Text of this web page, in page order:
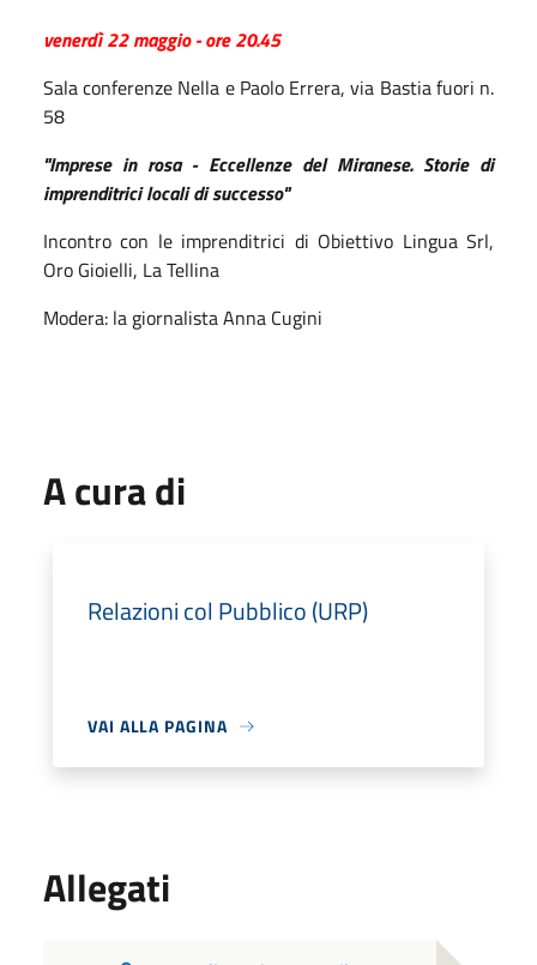
venerdì 22 maggio - ore 20.45
Sala conferenze Nella e Paolo Errera, via Bastia fuori n.
58
"Imprese in rosa - Eccellenze del Miranese. Storie di
imprenditrici locali di successo"
Incontro con le imprenditrici di Obiettivo Lingua Srl,
Oro Gioielli, La Tellina
Modera: la giornalista Anna Cugini
A cura di
Relazioni col Pubblico (URP)
VAI ALLA PAGINA
Allegati